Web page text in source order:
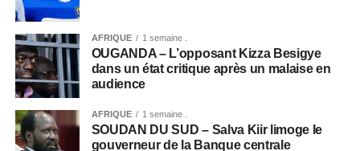
AFRIQUE 1 semaine .
OUGANDA – L’opposant Kizza Besigye
dans un état critique après un malaise en
audience
AFRIQUE 1 semaine .
SOUDAN DU SUD – Salva Kiir limoge le
gouverneur de la Banque centrale